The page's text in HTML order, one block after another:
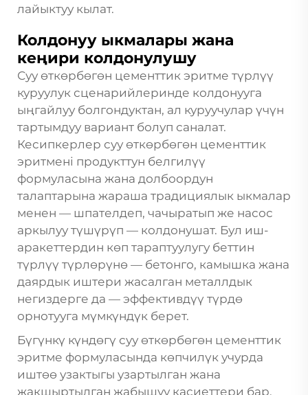
лайыктуу кылат.
Колдонуу ыкмалары жана
кеңири колдонулушу
Суу өткөрбөгөн цементтик эритме түрлүү
куруулук сценарийлеринде колдонууга
ыңгайлуу болгондуктан, ал куруучулар үчүн
тартымдуу вариант болуп саналат.
Кесипкерлер суу өткөрбөгөн цементтик
эритмені продукттун белгилүү
формуласына жана долбоордун
талаптарына жараша традициялык ыкмалар
менен — шпателдеп, чачыратып же насос
аркылуу түшүрүп — колдонушат. Бул иш-
аракеттердин көп тараптуулугу беттин
түрлүү түрлөрүнө — бетонго, камышка жана
даярдык иштери жасалган металлдык
негиздерге да — эффективдүү түрдө
орнотууга мүмкүндүк берет.
Бүгүнкү күндөгү суу өткөрбөгөн цементтик
эритме формуласында көпчилүк учурда
иштөө узактыгы узартылган жана
жакшыртылган жабышуу касиеттери бар,